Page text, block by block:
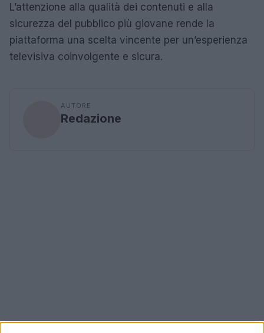
L’attenzione alla qualità dei contenuti e alla
sicurezza del pubblico più giovane rende la
piattaforma una scelta vincente per un’esperienza
televisiva coinvolgente e sicura.
AUTORE
Redazione